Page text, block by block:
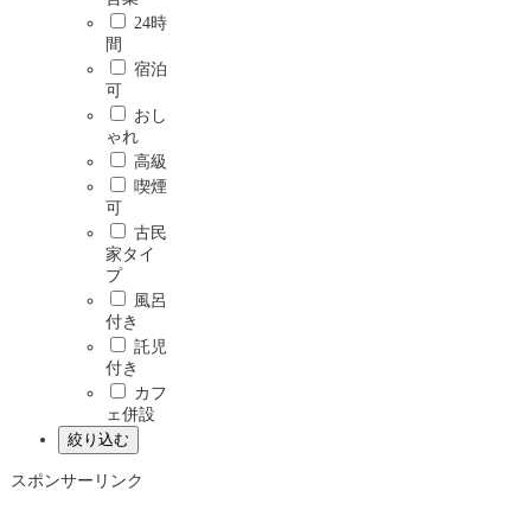
24時
間
宿泊
可
おし
ゃれ
高級
喫煙
可
古民
家タイ
プ
風呂
付き
託児
付き
カフ
ェ併設
スポンサーリンク